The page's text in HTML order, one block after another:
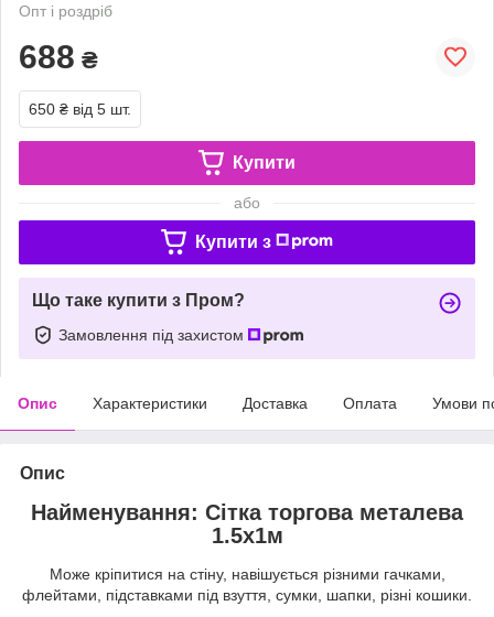
Опт і роздріб
688 ₴
650 ₴ від 5 шт.
Купити
або
Купити з
Що таке купити з Пром?
Замовлення під захистом
Опис Характеристики Доставка Оплата Умови
Опис
Найменування: Сітка торгова металева
1.5х1м
Може кріпитися на стіну, навішується різними гачками,
флейтами, підставками під взуття, сумки, шапки, різні кошики.